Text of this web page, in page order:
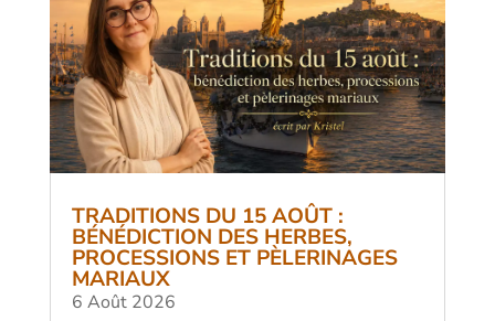
TRADITIONS DU 15 AOÛT :
BÉNÉDICTION DES HERBES,
PROCESSIONS ET PÈLERINAGES
MARIAUX
6 Août 2026